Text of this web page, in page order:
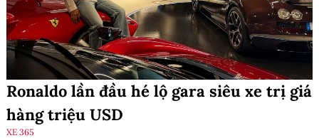
Ronaldo lần đầu hé lộ gara siêu xe trị giá
hàng triệu USD
XE 365